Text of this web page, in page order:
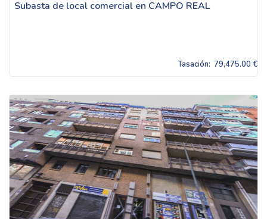
Subasta de local comercial en CAMPO REAL
Tasación: 79,475.00 €